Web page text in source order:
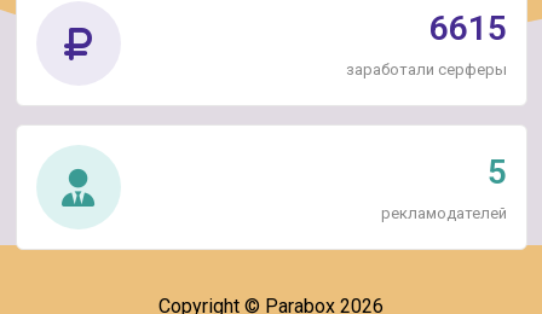
6615
заработали серферы
5
рекламодателей
Copyright © Parabox 2026